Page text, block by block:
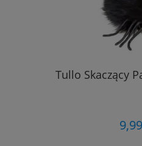
Tullo Skaczący